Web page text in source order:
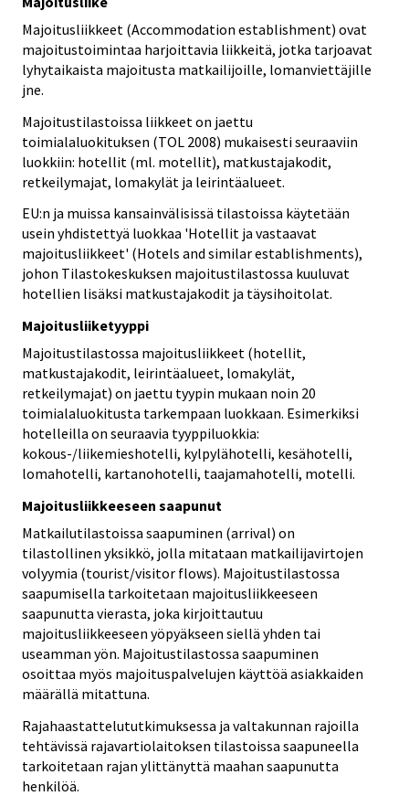
Majoitusliikkeet (Accommodation establishment) ovat
majoitustoimintaa harjoittavia liikkeitä, jotka tarjoavat
lyhytaikaista majoitusta matkailijoille, lomanviettäjille
jne.
Majoitustilastoissa liikkeet on jaettu
toimialaluokituksen (TOL 2008) mukaisesti seuraaviin
luokkiin: hotellit (ml. motellit), matkustajakodit,
retkeilymajat, lomakylät ja leirintäalueet.
EU:n ja muissa kansainvälisissä tilastoissa käytetään
usein yhdistettyä luokkaa 'Hotellit ja vastaavat
majoitusliikkeet' (Hotels and similar establishments),
johon Tilastokeskuksen majoitustilastossa kuuluvat
hotellien lisäksi matkustajakodit ja täysihoitolat.
Majoitusliiketyyppi
Majoitustilastossa majoitusliikkeet (hotellit,
matkustajakodit, leirintäalueet, lomakylät,
retkeilymajat) on jaettu tyypin mukaan noin 20
toimialaluokitusta tarkempaan luokkaan. Esimerkiksi
hotelleilla on seuraavia tyyppiluokkia:
kokous-/liikemieshotelli, kylpylähotelli, kesähotelli,
lomahotelli, kartanohotelli, taajamahotelli, motelli.
Majoitusliikkeeseen saapunut
Matkailutilastoissa saapuminen (arrival) on
tilastollinen yksikkö, jolla mitataan matkailijavirtojen
volyymia (tourist/visitor flows). Majoitustilastossa
saapumisella tarkoitetaan majoitusliikkeeseen
saapunutta vierasta, joka kirjoittautuu
majoitusliikkeeseen yöpyäkseen siellä yhden tai
useamman yön. Majoitustilastossa saapuminen
osoittaa myös majoituspalvelujen käyttöä asiakkaiden
määrällä mitattuna.
Rajahaastattelututkimuksessa ja valtakunnan rajoilla
tehtävissä rajavartiolaitoksen tilastoissa saapuneella
tarkoitetaan rajan ylittänyttä maahan saapunutta
henkilöä.